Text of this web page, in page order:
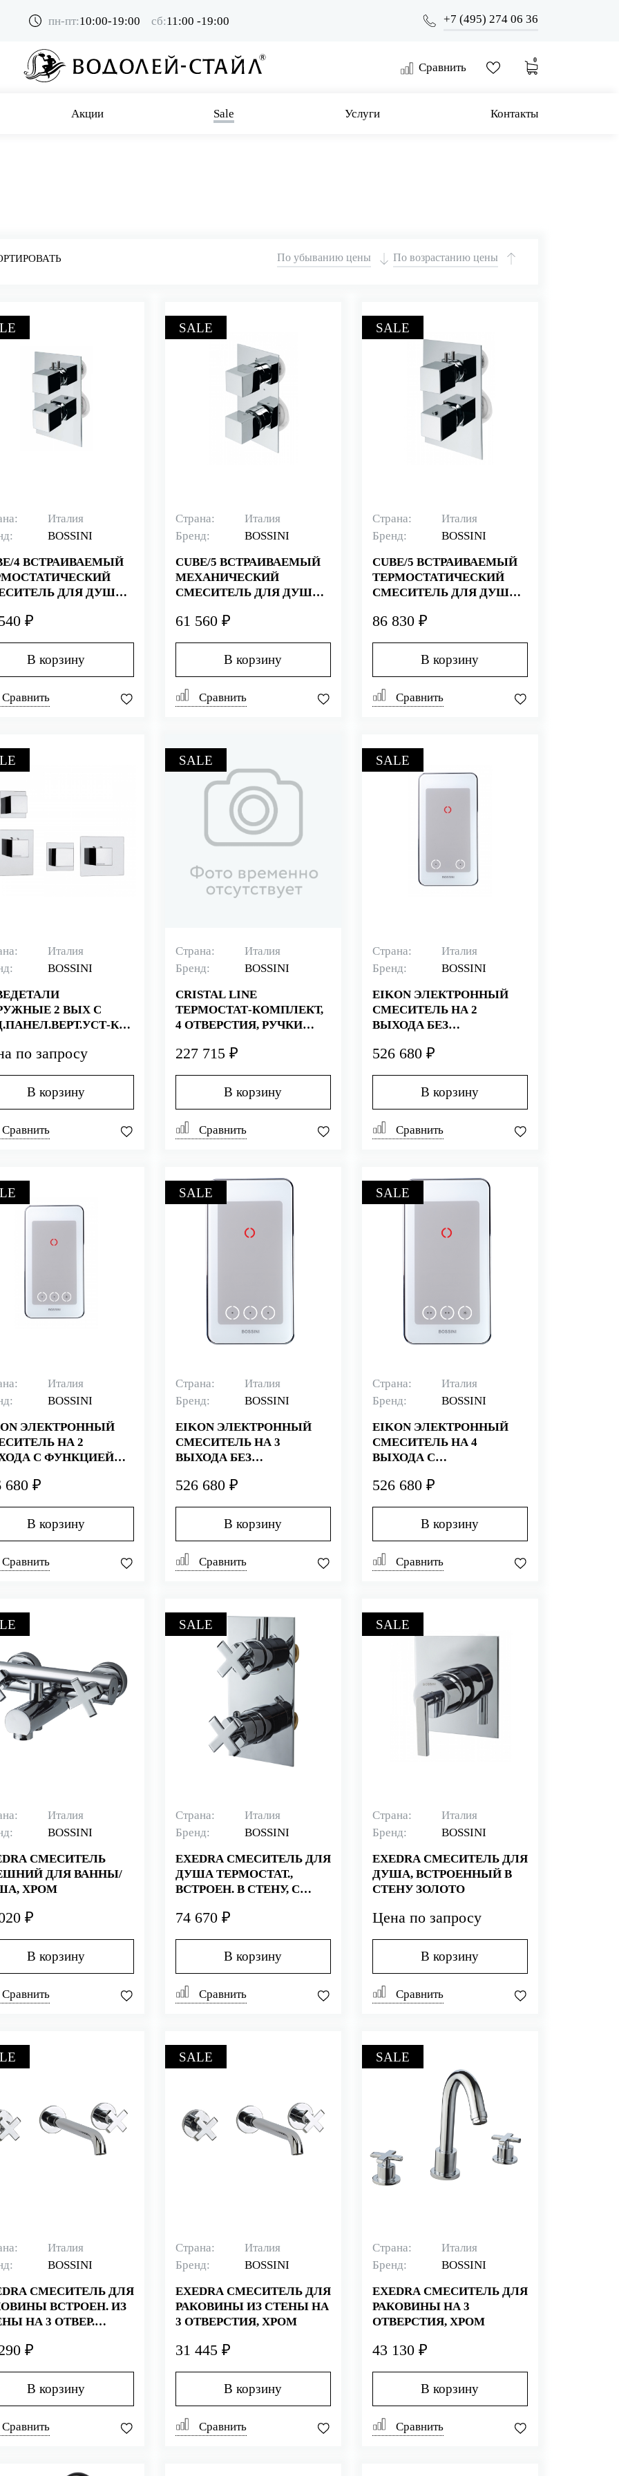
пн-пт:10:00-19:00 сб:11:00 -19:00 +7 (495) 274 06 36
Сравнить
0
Акции Sale Услуги Контакты
По убыванию цены По возрастанию цены
Италия
BOSSINI
4 ВСТРАИВАЕМЫЙ
ДЛЯ ДУША,
₽
В корзину
Сравнить
SALE
Страна:
Италия
Бренд:
BOSSINI
CUBE/5 ВСТРАИВАЕМЫЙ
МЕХАНИЧЕСКИЙ
СМЕСИТЕЛЬ ДЛЯ ДУША,
61 560 ₽
В корзину
Сравнить
SALE
Страна:
Италия
Бренд:
BOSSINI
CUBE/5 ВСТРАИВАЕМЫЙ
ТЕРМОСТАТИЧЕСКИЙ
СМЕСИТЕЛЬ ДЛЯ ДУША,
86 830 ₽
В корзину
Сравнить
Италия
BOSSINI
2 ВЫХ С
КА
АНТИК
по запросу
В корзину
Сравнить
SALE
Страна:
Италия
Бренд:
BOSSINI
CRISTAL LINE
ТЕРМОСТАТ-КОМПЛЕКТ,
4 ОТВЕРСТИЯ, РУЧКИ
СВАРОВСКИ
227 715 ₽
В корзину
Сравнить
SALE
Страна:
Италия
Бренд:
BOSSINI
EIKON ЭЛЕКТРОННЫЙ
СМЕСИТЕЛЬ НА 2
ВЫХОДА БЕЗ
526 680 ₽
В корзину
Сравнить
Италия
BOSSINI
ЭЛЕКТРОННЫЙ
НА 2
С ФУНКЦИЕЙ
680 ₽
В корзину
Сравнить
SALE
Страна:
Италия
Бренд:
BOSSINI
EIKON ЭЛЕКТРОННЫЙ
СМЕСИТЕЛЬ НА 3
ВЫХОДА БЕЗ
526 680 ₽
В корзину
Сравнить
SALE
Страна:
Италия
Бренд:
BOSSINI
EIKON ЭЛЕКТРОННЫЙ
СМЕСИТЕЛЬ НА 4
ВЫХОДА C
526 680 ₽
В корзину
Сравнить
Италия
BOSSINI
СМЕСИТЕЛЬ
ДЛЯ ВАННЫ/
ХРОМ
₽
В корзину
Сравнить
SALE
Страна:
Италия
Бренд:
BOSSINI
EXEDRA СМЕСИТЕЛЬ ДЛЯ
ДУША ТЕРМОСТАТ.,
ВСТРОЕН. В СТЕНУ, С
74 670 ₽
В корзину
Сравнить
SALE
Страна:
Италия
Бренд:
BOSSINI
EXEDRA СМЕСИТЕЛЬ ДЛЯ
ДУША, ВСТРОЕННЫЙ В
СТЕНУ ЗОЛОТО
Цена по запросу
В корзину
Сравнить
Италия
BOSSINI
СМЕСИТЕЛЬ ДЛЯ
ВСТРОЕН. ИЗ
НА 3 ОТВЕР.
₽
В корзину
Сравнить
SALE
Страна:
Италия
Бренд:
BOSSINI
EXEDRA СМЕСИТЕЛЬ ДЛЯ
РАКОВИНЫ ИЗ СТЕНЫ НА
3 ОТВЕРСТИЯ, ХРОМ
31 445 ₽
В корзину
Сравнить
SALE
Страна:
Италия
Бренд:
BOSSINI
EXEDRA СМЕСИТЕЛЬ ДЛЯ
РАКОВИНЫ НА 3
ОТВЕРСТИЯ, ХРОМ
43 130 ₽
В корзину
Сравнить